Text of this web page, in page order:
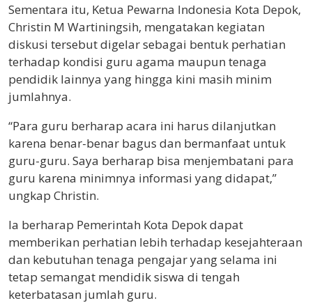
Sementara itu, Ketua Pewarna Indonesia Kota Depok,
Christin M Wartiningsih, mengatakan kegiatan
diskusi tersebut digelar sebagai bentuk perhatian
terhadap kondisi guru agama maupun tenaga
pendidik lainnya yang hingga kini masih minim
jumlahnya.
“Para guru berharap acara ini harus dilanjutkan
karena benar-benar bagus dan bermanfaat untuk
guru-guru. Saya berharap bisa menjembatani para
guru karena minimnya informasi yang didapat,”
ungkap Christin.
Ia berharap Pemerintah Kota Depok dapat
memberikan perhatian lebih terhadap kesejahteraan
dan kebutuhan tenaga pengajar yang selama ini
tetap semangat mendidik siswa di tengah
keterbatasan jumlah guru.